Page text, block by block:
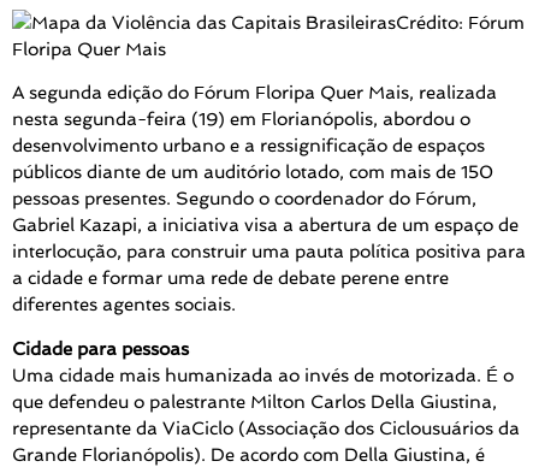
Crédito: Fórum
Floripa Quer Mais
A segunda edição do Fórum Floripa Quer Mais, realizada
nesta segunda-feira (19) em Florianópolis, abordou o
desenvolvimento urbano e a ressignificação de espaços
públicos diante de um auditório lotado, com mais de 150
pessoas presentes. Segundo o coordenador do Fórum,
Gabriel Kazapi, a iniciativa visa a abertura de um espaço de
interlocução, para construir uma pauta política positiva para
a cidade e formar uma rede de debate perene entre
diferentes agentes sociais.
Cidade para pessoas
Uma cidade mais humanizada ao invés de motorizada. É o
que defendeu o palestrante Milton Carlos Della Giustina,
representante da ViaCiclo (Associação dos Ciclousuários da
Grande Florianópolis). De acordo com Della Giustina, é